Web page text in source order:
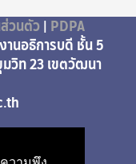
วนตัว| PDPA
านอธิการบดี ชั้น 5
วิท 23 เขตวัฒนา